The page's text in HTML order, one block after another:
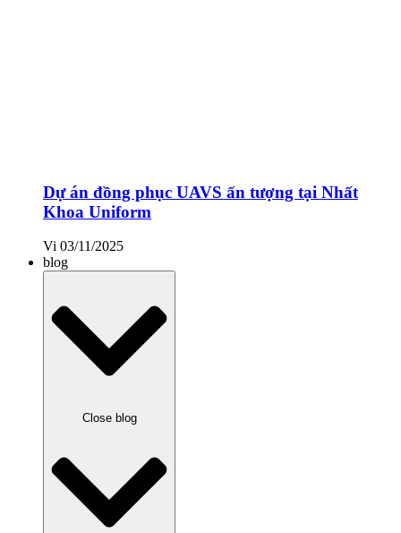
Dự án đồng phục UAVS ấn tượng tại Nhất
Khoa Uniform
Vi 03/11/2025
blog
Close blog